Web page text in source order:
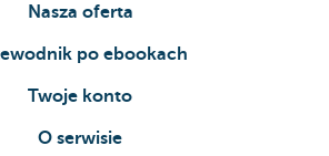
Nasza oferta
po ebookach
Twoje konto
O serwisie